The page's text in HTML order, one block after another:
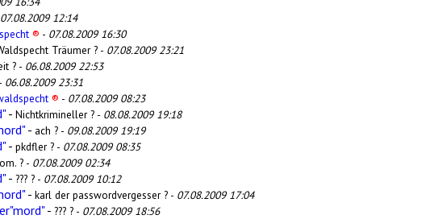
07.08.2009 12:14
® - 07.08.2009 16:30
Träumer ? - 07.08.2009 23:21
? - 06.08.2009 22:53
06.08.2009 23:31
® - 07.08.2009 08:23
- Nichtkrimineller ? - 08.08.2009 19:18
- ach ? - 09.08.2009 19:19
- pkdfler ? - 07.08.2009 08:35
? - 07.08.2009 02:34
- ??? ? - 07.08.2009 10:12
- karl der passwordvergesser ? - 07.08.2009 17:04
- ??? ? - 07.08.2009 18:56